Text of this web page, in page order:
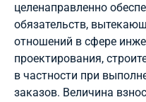
целенаправленно
обязательств,
отношений в сфере
проектирования,
в частности при
заказов. Величина